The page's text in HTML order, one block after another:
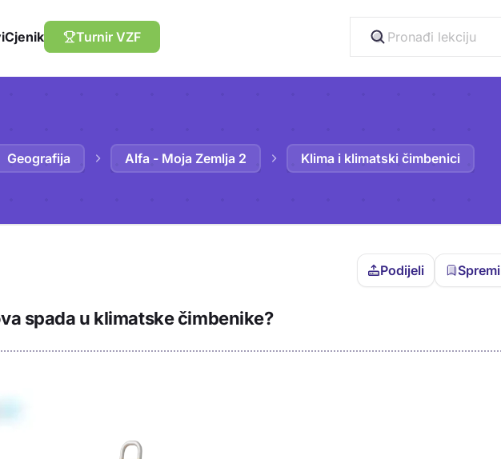
Cjenik Turnir VZF
Geografija Alfa - Moja Zemlja 2 Klima i klimatski čimbenici
Podijeli Spremi
Trebaš biti prijavljen da bi pohranio
spada u klimatske čimbenike?